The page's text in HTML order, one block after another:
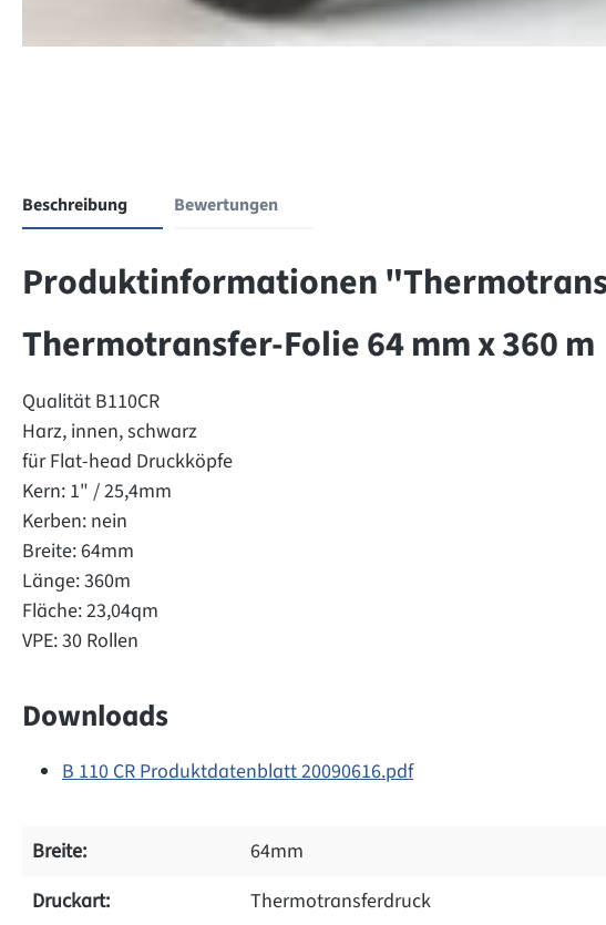
Beschreibung Bewertungen
Produktinformationen
Thermotransfer-Folie 64 mm x 360 m
Qualität B110CR
Harz, innen, schwarz
für Flat-head Druckköpfe
Kern: 1" / 25,4mm
Kerben: nein
Breite: 64mm
Länge: 360m
Fläche: 23,04qm
VPE: 30 Rollen
Downloads
B 110 CR Produktdatenblatt 20090616.pdf
Breite:
64mm
Druckart:
Thermotransferdruck